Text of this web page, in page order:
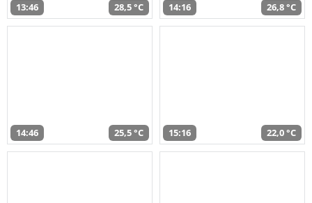
13:46 28,5 °C 14:16 26,8 °C
14:46 25,5 °C 15:16 22,0 °C